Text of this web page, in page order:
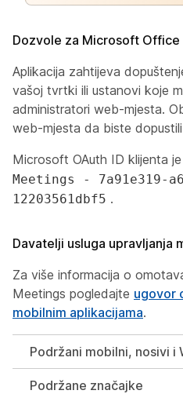
Dozvole za Microsoft Office
Aplikacija zahtijeva
vašoj tvrtki ili ustanovi koje
administratori web-mjesta.
web-mjesta da biste
Microsoft OAuth ID klijenta je
Meetings - 7a91e319-
12203561dbf5 .
Davatelji usluga upravljanja
Za više informacija o
Meetings pogledajte ugovor
mobilnim aplikacijama.
Podržani mobilni, nosivi i
Podržane značajke